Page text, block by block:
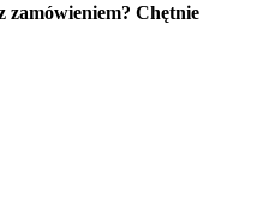
zamówieniem? Chętnie